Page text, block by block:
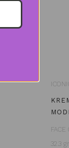
FACE
32.3 gr